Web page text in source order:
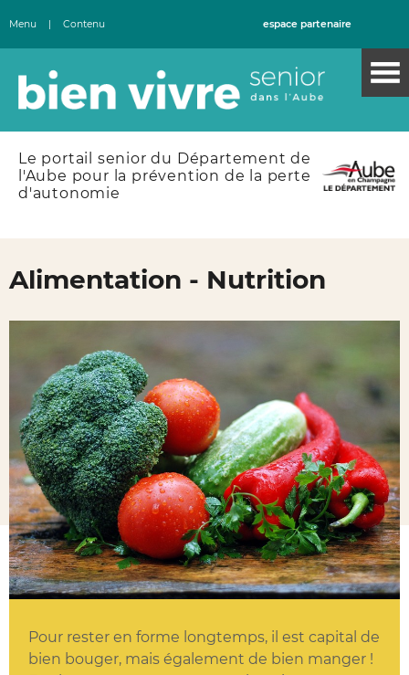
Menu | Contenu espace partenaire
Le portail senior du Département de
l'Aube pour la prévention de la perte
d'autonomie
Alimentation - Nutrition
Pour rester en forme longtemps, il est capital de
bien bouger, mais également de bien manger !